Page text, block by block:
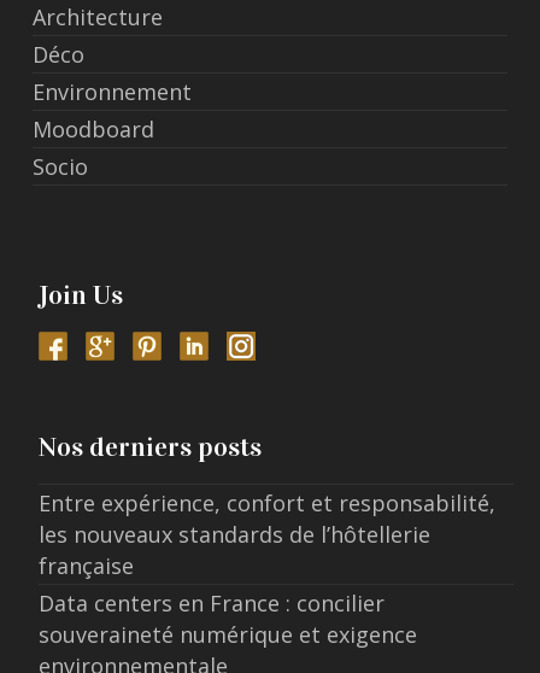
Architecture
Déco
Environnement
Moodboard
Socio
Join Us
Nos derniers posts
Entre expérience, confort et responsabilité,
les nouveaux standards de l’hôtellerie
française
Data centers en France : concilier
souveraineté numérique et exigence
environnementale